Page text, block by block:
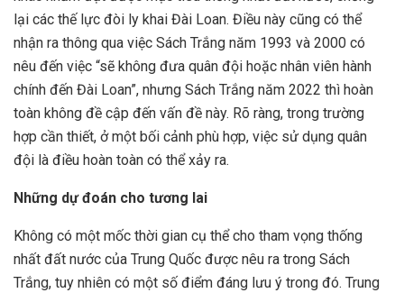
lại các thế lực đòi ly khai Đài Loan. Điều này cũng có thể
nhận ra thông qua việc Sách Trắng năm 1993 và 2000 có
nêu đến việc “sẽ không đưa quân đội hoặc nhân viên hành
chính đến Đài Loan”, nhưng Sách Trắng năm 2022 thì hoàn
toàn không đề cập đến vấn đề này. Rõ ràng, trong trường
hợp cần thiết, ở một bối cảnh phù hợp, việc sử dụng quân
đội là điều hoàn toàn có thể xảy ra.
Những dự đoán cho tương lai
Không có một mốc thời gian cụ thể cho tham vọng thống
nhất đất nước của Trung Quốc được nêu ra trong Sách
Trắng, tuy nhiên có một số điểm đáng lưu ý trong đó. Trung